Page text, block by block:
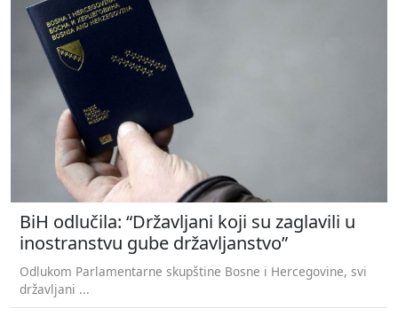
BiH odlučila: “Državljani koji su zaglavili u
inostranstvu gube državljanstvo”
Odlukom Parlamentarne skupštine Bosne i Hercegovine, svi
državljani ...